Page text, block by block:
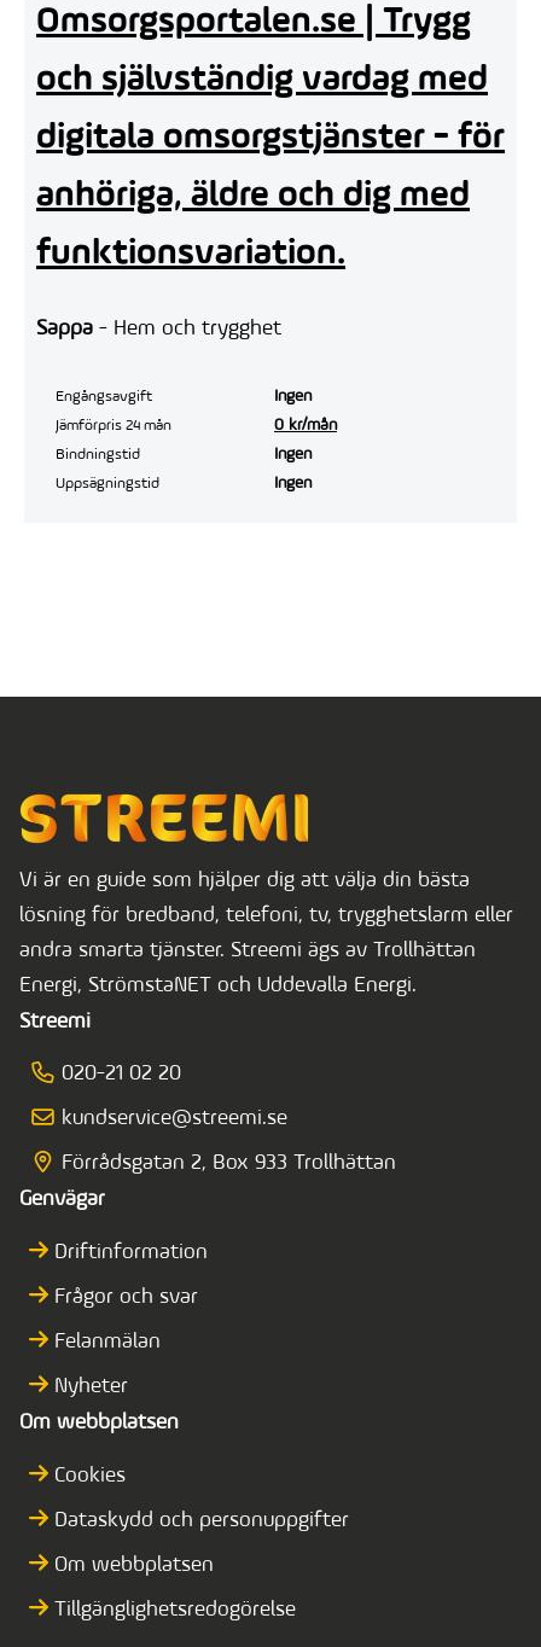
Omsorgsportalen.se | Trygg
och självständig vardag med
digitala omsorgstjänster - för
anhöriga, äldre och dig med
funktionsvariation.
Sappa - Hem och trygghet
Engångsavgift Ingen
Jämförpris 24 mån 0 kr/mån
Bindningstid Ingen
Uppsägningstid Ingen
Vi är en guide som hjälper dig att välja din bästa
lösning för bredband, telefoni, tv, trygghetslarm eller
andra smarta tjänster. Streemi ägs av Trollhättan
Energi, StrömstaNET och Uddevalla Energi.
Streemi
020-21 02 20
kundservice@streemi.se
Förrådsgatan 2, Box 933 Trollhättan
Genvägar
Driftinformation
Frågor och svar
Felanmälan
Nyheter
Om webbplatsen
Cookies
Dataskydd och personuppgifter
Om webbplatsen
Tillgänglighetsredogörelse